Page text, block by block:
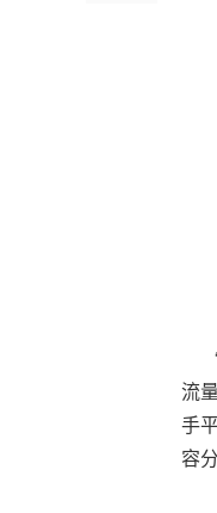
“
流
手
容